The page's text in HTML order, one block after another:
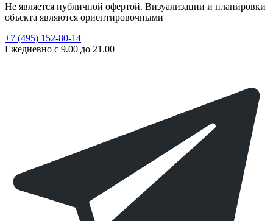
Не является публичной офертой. Визуализации и планировки
объекта являются ориентировочными
+7 (495) 152-80-14
Ежедневно с 9.00 до 21.00